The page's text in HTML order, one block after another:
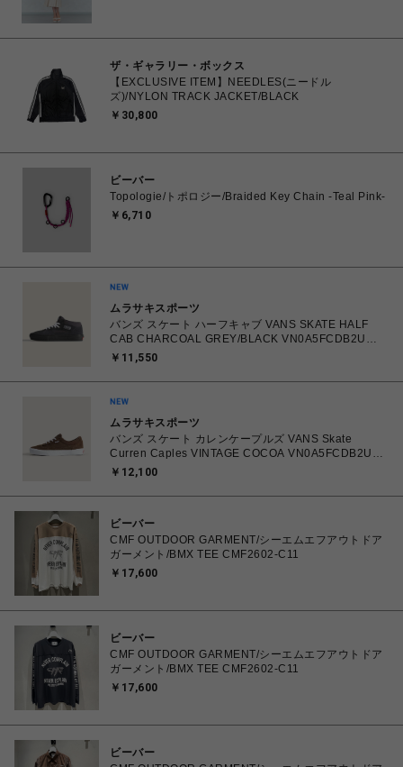
ザ・ギャラリー・ボックス
【EXCLUSIVE ITEM】NEEDLES(ニードル
ズ)/NYLON TRACK JACKET/BLACK
￥30,800
ビーバー
Topologie/トポロジー/Braided Key Chain -Teal Pink-
￥6,710
ムラサキスポーツ
バンズ スケート ハーフキャブ VANS SKATE HALF
CAB CHARCOAL GREY/BLACK VN0A5FCDB2U
26.0㎝～28.0㎝ スニーカー メンズ シューズ
く】
￥11,550
ムラサキスポーツ
バンズ スケート カレンケープルズ VANS Skate
Curren Caples VINTAGE COCOA VN0A5FCDB2U
26.0㎝～28.0㎝ スニーカー メンズ シューズ
く】
￥12,100
ビーバー
CMF OUTDOOR GARMENT/シーエムエフアウトドア
ガーメント/BMX TEE CMF2602-C11
￥17,600
ビーバー
CMF OUTDOOR GARMENT/シーエムエフアウトドア
ガーメント/BMX TEE CMF2602-C11
￥17,600
ビーバー